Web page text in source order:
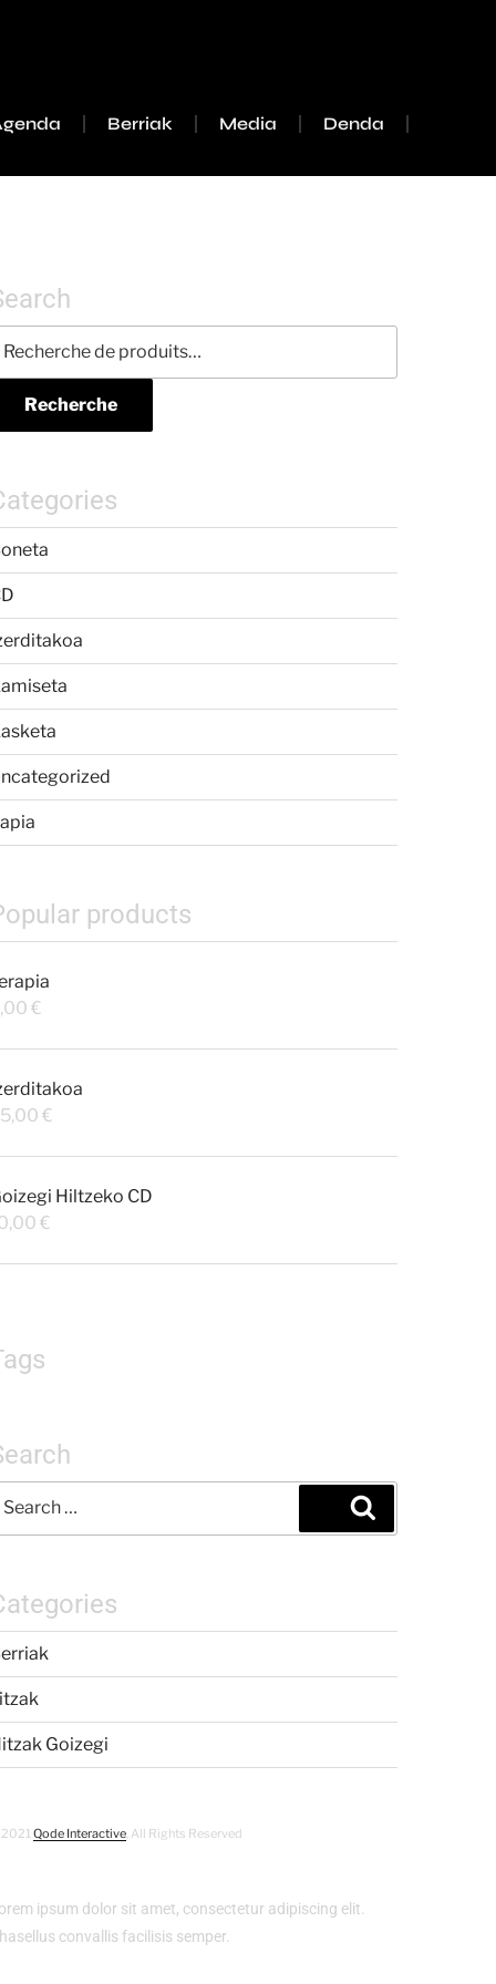
Berriak Media Denda
Recherche
products
€
€
Hiltzeko CD
€
Goizegi
Qode Interactive , All Rights Reserved
ipsum dolor sit amet, consectetur adipiscing elit.
convallis facilisis semper.